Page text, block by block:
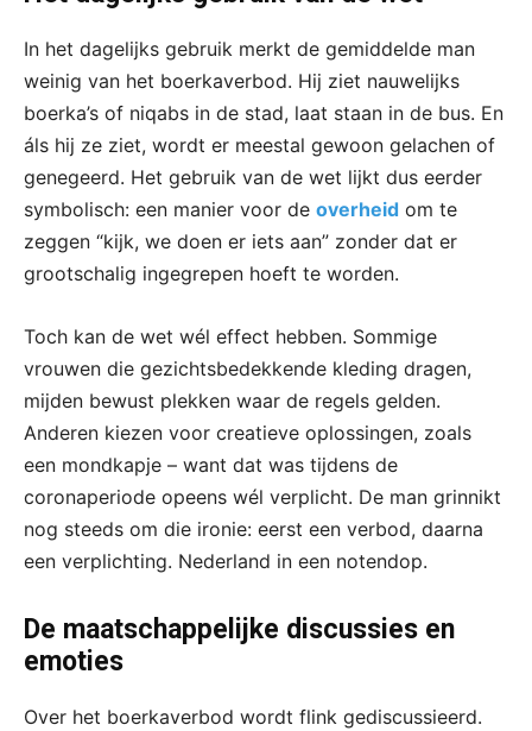
In het dagelijks gebruik merkt de gemiddelde man
weinig van het boerkaverbod. Hij ziet nauwelijks
boerka’s of niqabs in de stad, laat staan in de bus. En
áls hij ze ziet, wordt er meestal gewoon gelachen of
genegeerd. Het gebruik van de wet lijkt dus eerder
symbolisch: een manier voor de overheid om te
zeggen “kijk, we doen er iets aan” zonder dat er
grootschalig ingegrepen hoeft te worden.
Toch kan de wet wél effect hebben. Sommige
vrouwen die gezichtsbedekkende kleding dragen,
mijden bewust plekken waar de regels gelden.
Anderen kiezen voor creatieve oplossingen, zoals
een mondkapje – want dat was tijdens de
coronaperiode opeens wél verplicht. De man grinnikt
nog steeds om die ironie: eerst een verbod, daarna
een verplichting. Nederland in een notendop.
De maatschappelijke discussies en
emoties
Over het boerkaverbod wordt flink gediscussieerd.